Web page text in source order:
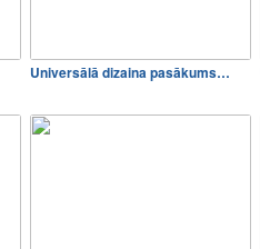
Universālā dizaina pasākums…